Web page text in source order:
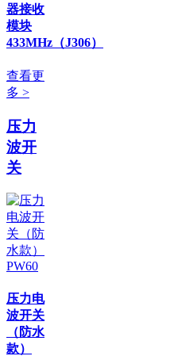
器接收
模块
433MHz（J306）
查看更
多 >
压力
波开
关
压力电
波开关
（防水
款）